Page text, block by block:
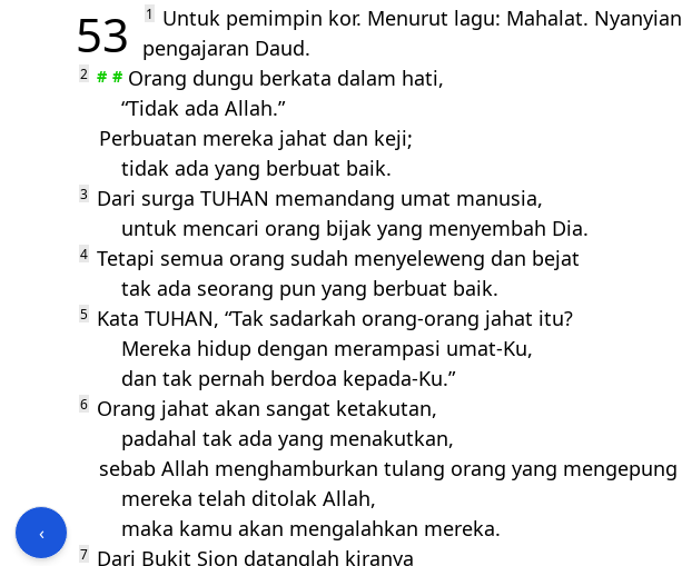
‹
53 1
Untuk pemimpin kor. Menurut lagu: Mahalat. Nyanyian
pengajaran Daud.
2 # # Orang dungu berkata dalam hati,
“Tidak ada Allah.”
Perbuatan mereka jahat dan keji;
tidak ada yang berbuat baik.
3 Dari surga TUHAN memandang umat manusia,
untuk mencari orang bijak yang menyembah Dia.
4 Tetapi semua orang sudah menyeleweng dan bejat
tak ada seorang pun yang berbuat baik.
5 Kata TUHAN, “Tak sadarkah orang-orang jahat itu?
Mereka hidup dengan merampasi umat-Ku,
dan tak pernah berdoa kepada-Ku.”
6 Orang jahat akan sangat ketakutan,
padahal tak ada yang menakutkan,
sebab Allah menghamburkan tulang orang yang
mereka telah ditolak Allah,
maka kamu akan mengalahkan mereka.
7 Dari Bukit Sion datanglah kiranya